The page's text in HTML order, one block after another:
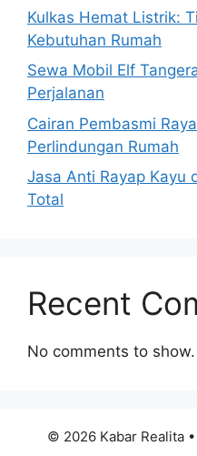
Kulkas Hemat Listrik:
Kebutuhan Rumah
Sewa Mobil Elf
Perjalanan
Cairan Pembasmi
Perlindungan Rumah
Jasa Anti Rayap Kayu
Total
Recent
No comments to show.
© 2026 Kabar Realita